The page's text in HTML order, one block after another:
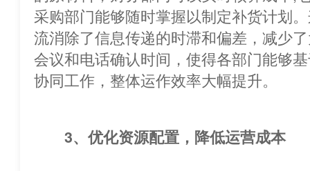
采购部门能够随时掌握以制定补货计划
流消除了信息传递的时滞和偏差，减少
会议和电话确认时间，使得各部门能
协同工作，整体运作效率大幅提升。
3、优化资源配置，降低运营成本